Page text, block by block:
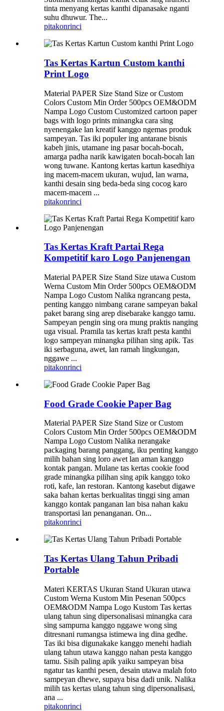
tinta menyang kertas kanthi dipanasake nganti
suhu dhuwur. The...
pitakonrinci
Tas Kertas Kartun Custom kanthi
Print Logo
Material PAPER Size Stand Size or Custom
Colors Custom Min Order 500pcs OEM&ODM
Nampa Logo Custom Customized cartoon paper
bags with logo prints minangka cara sing
nyenengake lan kreatif kanggo ngemas produk
sampeyan. Tas iki populer ing antarane bisnis
kabeh jinis, utamane ing pasar bocah-bocah,
amarga padha narik kawigaten bocah-bocah lan
wong tuwane. Kantong kertas kartun kasedhiya
ing macem-macem ukuran, wujud, lan warna,
kanthi desain sing beda-beda sing cocog karo
macem-macem ...
pitakonrinci
Tas Kertas Kraft Partai Rega
Kompetitif karo Logo Panjenengan
Material PAPER Size Stand Size utawa Custom
Werna Custom Min Order 500pcs OEM&ODM
Nampa Logo Custom Nalika ngrancang pesta,
penting kanggo nimbang carane sampeyan bakal
paket barang sing arep disebarake kanggo tamu.
Sampeyan pengin sing ora mung praktis nanging
uga visual. Pramila tas kertas kraft pesta kanthi
logo sampeyan minangka pilihan sing apik. Tas
iki serbaguna, awet, lan ramah lingkungan,
nggawe ...
pitakonrinci
Food Grade Cookie Paper Bag
Material PAPER Size Stand Size or Custom
Colors Custom Min Order 500pcs OEM&ODM
Nampa Logo Custom Nalika nerangake
packaging barang panggang, iku penting kanggo
milih bahan sing loro awet lan aman kanggo
kontak pangan. Mulane tas kertas cookie food
grade minangka pilihan sing apik kanggo toko
roti, kafe, lan restoran. Kantong kasebut digawe
saka bahan kertas berkualitas tinggi sing aman
kanggo kontak panganan lan bisa nahan kaku
transportasi lan penanganan. On...
pitakonrinci
Tas Kertas Ulang Tahun Pribadi
Portable
Materi KERTAS Ukuran Stand Ukuran utawa
Custom Werna Kustom Min Pesenan 500pcs
OEM&ODM Nampa Logo Kustom Tas kertas
ulang tahun sing dipersonalisasi minangka cara
sing sampurna kanggo nggawe wong sing
ditresnani rumangsa istimewa ing dina gedhe.
Tas iki bisa digunakake kanggo menehi hadiah
ulang tahun utawa kanggo nahan pesta kanggo
tamu. Sisih paling apik yaiku sampeyan bisa
ngatur tas kanthi pesen, desain utawa malah foto
sampeyan dhewe, supaya bisa dadi unik. Nalika
milih tas kertas ulang tahun sing dipersonalisasi,
ana ...
pitakonrinci